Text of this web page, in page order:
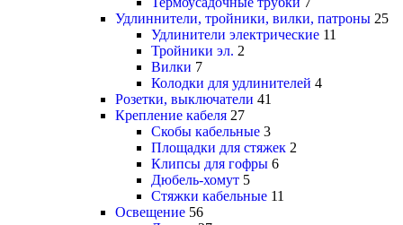
Удлиннители, тройники, вилки, патроны 25
Удлинители электрические 11
Тройники эл. 2
Вилки 7
Колодки для удлинителей 4
Розетки, выключатели 41
Крепление кабеля 27
Скобы кабельные 3
Площадки для стяжек 2
Клипсы для гофры 6
Дюбель-хомут 5
Стяжки кабельные 11
Освещение 56